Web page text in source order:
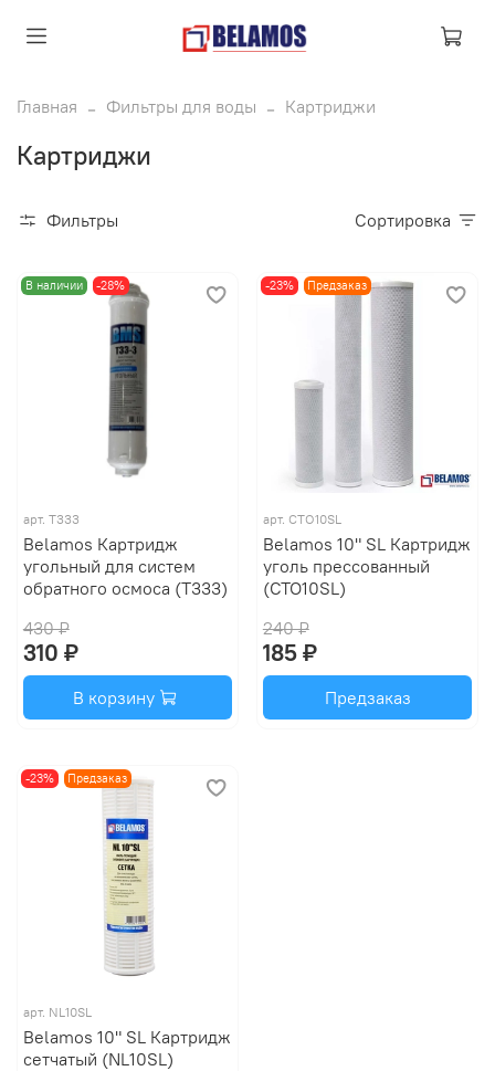
Главная Фильтры для воды Картриджи
Картриджи
Фильтры Сортировка
В наличии -28%
арт. T333
Belamos Картридж
угольный для систем
обратного осмоса (T333)
430 ₽
310 ₽
В корзину
-23% Предзаказ
арт. CTO10SL
Belamos 10" SL Картридж
уголь прессованный
(CTO10SL)
240 ₽
185 ₽
Предзаказ
-23% Предзаказ
арт. NL10SL
Belamos 10" SL Картридж
сетчатый (NL10SL)